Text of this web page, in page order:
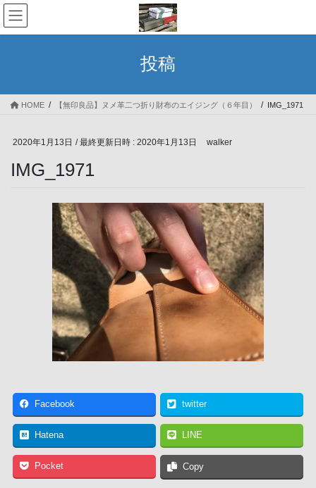
コ
ン
テ
ス
ナ
ビ
ゲ
ン
投稿
HOME 【無印良品】ヌメ革二つ折り財布のエイジング（６年目） IMG_1971
2020年1月13日 / 最終更新日時 : 2020年1月13日 walker
IMG_1971
Facebook twitter
Hatena LINE
Pocket Copy